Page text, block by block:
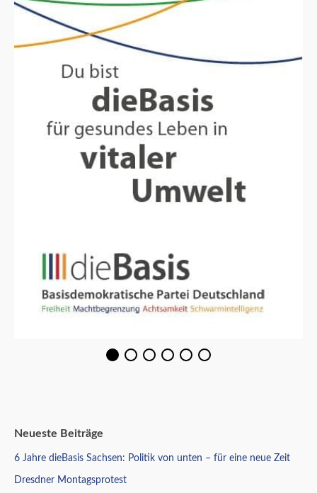
Neueste Beiträge
6 Jahre dieBasis Sachsen: Politik von unten – für eine neue Zeit
Dresdner Montagsprotest